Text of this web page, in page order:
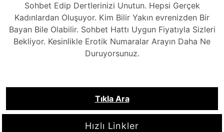
Sohbet Edip Dertlerinizi Unutun. Hepsi Gerçek
Kadınlardan Oluşuyor. Kim Bilir Yakın evrenizden Bir
Bayan Bile Olabilir. Sohbet Hattı Uygun Fiyatıyla Sizleri
Bekliyor. Kesinlikle Erotik Numaralar Arayın Daha Ne
Duruyorsunuz.
Tıkla Ara
Hızlı Linkler